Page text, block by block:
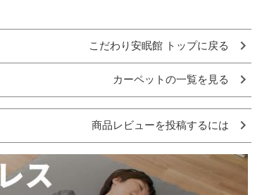
こだわり安眠館 トップに戻る
カーペットの一覧を見る
商品レビューを投稿するには